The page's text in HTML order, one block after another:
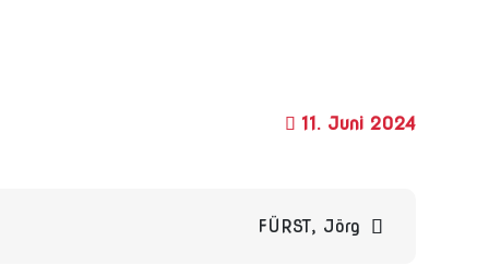
11. Juni 2024
FÜRST, Jörg